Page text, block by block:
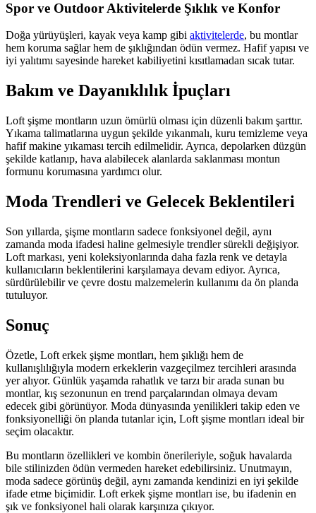
Spor ve Outdoor Aktivitelerde Şıklık ve Konfor
Doğa yürüyüşleri, kayak veya kamp gibi aktivitelerde, bu montlar
hem koruma sağlar hem de şıklığından ödün vermez. Hafif yapısı ve
iyi yalıtımı sayesinde hareket kabiliyetini kısıtlamadan sıcak tutar.
Bakım ve Dayanıklılık İpuçları
Loft şişme montların uzun ömürlü olması için düzenli bakım şarttır.
Yıkama talimatlarına uygun şekilde yıkanmalı, kuru temizleme veya
hafif makine yıkaması tercih edilmelidir. Ayrıca, depolarken düzgün
şekilde katlanıp, hava alabilecek alanlarda saklanması montun
formunu korumasına yardımcı olur.
Moda Trendleri ve Gelecek Beklentileri
Son yıllarda, şişme montların sadece fonksiyonel değil, aynı
zamanda moda ifadesi haline gelmesiyle trendler sürekli değişiyor.
Loft markası, yeni koleksiyonlarında daha fazla renk ve detayla
kullanıcıların beklentilerini karşılamaya devam ediyor. Ayrıca,
sürdürülebilir ve çevre dostu malzemelerin kullanımı da ön planda
tutuluyor.
Sonuç
Özetle, Loft erkek şişme montları, hem şıklığı hem de
kullanışlılığıyla modern erkeklerin vazgeçilmez tercihleri arasında
yer alıyor. Günlük yaşamda rahatlık ve tarzı bir arada sunan bu
montlar, kış sezonunun en trend parçalarından olmaya devam
edecek gibi görünüyor. Moda dünyasında yenilikleri takip eden ve
fonksiyonelliği ön planda tutanlar için, Loft şişme montları ideal bir
seçim olacaktır.
Bu montların özellikleri ve kombin önerileriyle, soğuk havalarda
bile stilinizden ödün vermeden hareket edebilirsiniz. Unutmayın,
moda sadece görünüş değil, aynı zamanda kendinizi en iyi şekilde
ifade etme biçimidir. Loft erkek şişme montları ise, bu ifadenin en
şık ve fonksiyonel hali olarak karşınıza çıkıyor.